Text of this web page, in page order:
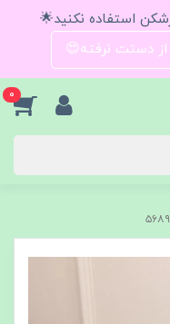
استفاده نکنید🌟
از دستت نرفته😍
0